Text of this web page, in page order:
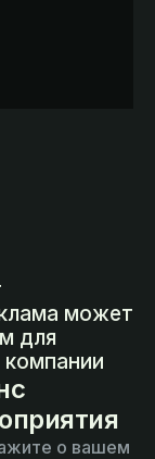
может
для
о вашем